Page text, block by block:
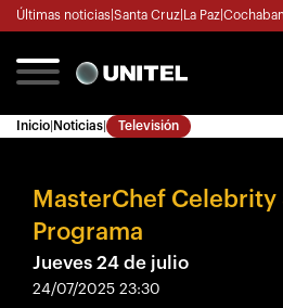
Últimas noticias Santa Cruz La Paz
Inicio Noticias Televisión
MasterChef Celebrity
Programa
Jueves 24 de julio
24/07/2025 23:30